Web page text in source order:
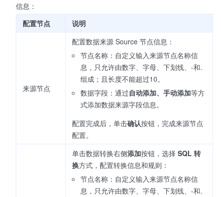
信息：
配置节点
说明
来源节点
配置数据来源 Source 节点信息：
节点名称：自定义输入来源节点名称信
息，只允许由数字、字母、下划线、-和.
组成；且长度不能超过10。
数据字段：通过自动添加、手动添加等方
式添加数据来源字段信息。
配置完成后，单击确认按钮，完成来源节点
配置。
单击数据转换右侧添加按钮，选择 SQL 转
换方式，配置转换信息和规则：
节点名称：自定义输入来源节点名称信
息，只允许由数字、字母、下划线、-和.